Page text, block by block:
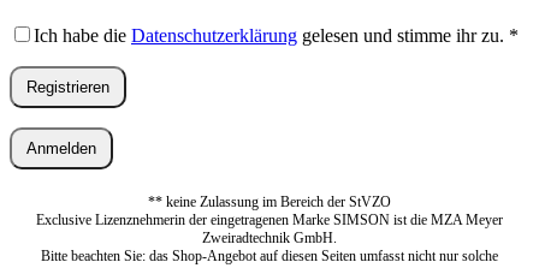
Ich habe die Datenschutzerklärung gelesen und stimme ihr zu. *
Registrieren
Anmelden
** keine Zulassung im Bereich der StVZO
Exclusive Lizenznehmerin der eingetragenen Marke SIMSON ist die MZA Meyer
Zweiradtechnik GmbH.
Bitte beachten Sie: das Shop-Angebot auf diesen Seiten umfasst nicht nur solche